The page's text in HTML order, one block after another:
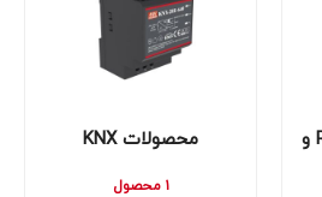
ماژول‌های Redundancy و
محصولات KNX
۱ محصول